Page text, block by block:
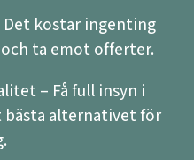
Det kostar ingenting
ta emot offerter.
– Få full insyn i
bästa alternativet för